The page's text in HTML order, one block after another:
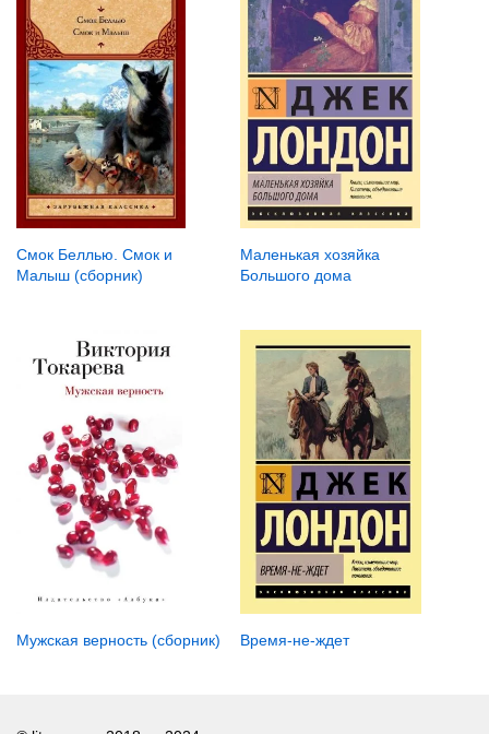
Смок Беллью. Смок и
Малыш (сборник)
Маленькая хозяйка
Большого дома
Мужская верность (сборник) Время-не-ждет